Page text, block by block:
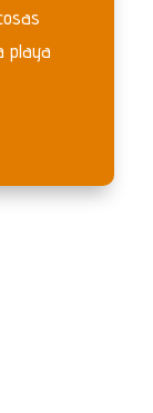
playa